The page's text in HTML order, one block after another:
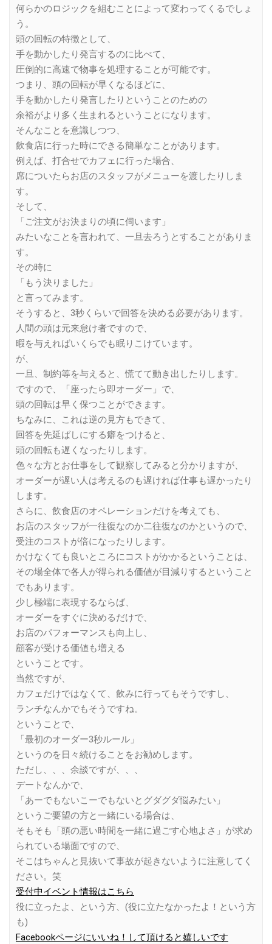
何らかのロジックを組むことによって変わってくるでしょ
う。
頭の回転の特徴として、
手を動かしたり発言するのに比べて、
圧倒的に高速で物事を処理することが可能です。
つまり、頭の回転が早くなるほどに、
手を動かしたり発言したりということのための
余裕がより多く生まれるということになります。
そんなことを意識しつつ、
飲食店に行った時にできる簡単なことがあります。
例えば、打合せでカフェに行った場合、
席についたらお店のスタッフがメニューを渡したりしま
す。
そして、
「ご注文がお決まりの頃に伺います」
みたいなことを言われて、一旦去ろうとすることがありま
す。
その時に
「もう決りました」
と言ってみます。
そうすると、3秒くらいで回答を決める必要があります。
人間の頭は元来怠け者ですので、
暇を与えればいくらでも眠りこけています。
が、
一旦、制約等を与えると、慌てて動き出したりします。
ですので、「座ったら即オーダー」で、
頭の回転は早く保つことができます。
ちなみに、これは逆の見方もできて、
回答を先延ばしにする癖をつけると、
頭の回転も遅くなったりします。
色々な方とお仕事をして観察してみると分かりますが、
オーダーが遅い人は考えるのも遅ければ仕事も遅かったり
します。
さらに、飲食店のオペレーションだけを考えても、
お店のスタッフが一往復なのか二往復なのかというので、
受注のコストが倍になったりします。
かけなくても良いところにコストがかかるということは、
その場全体で各人が得られる価値が目減りするということ
でもあります。
少し極端に表現するならば、
オーダーをすぐに決めるだけで、
お店のパフォーマンスも向上し、
顧客が受ける価値も増える
ということです。
当然ですが、
カフェだけではなくて、飲みに行ってもそうですし、
ランチなんかでもそうですね。
ということで、
「最初のオーダー3秒ルール」
というのを日々続けることをお勧めします。
ただし、、、余談ですが、、、
デートなんかで、
「あーでもないこーでもないとグダグダ悩みたい」
というご要望の方と一緒にいる場合は、
そもそも「頭の悪い時間を一緒に過ごす心地よさ」が求め
られている場面ですので、
そこはちゃんと見抜いて事故が起きないように注意してく
ださい。笑
受付中イベント情報はこちら
役に立ったよ、という方、(役に立たなかったよ！という方
も)
Facebookページにいいね！して頂けると嬉しいです